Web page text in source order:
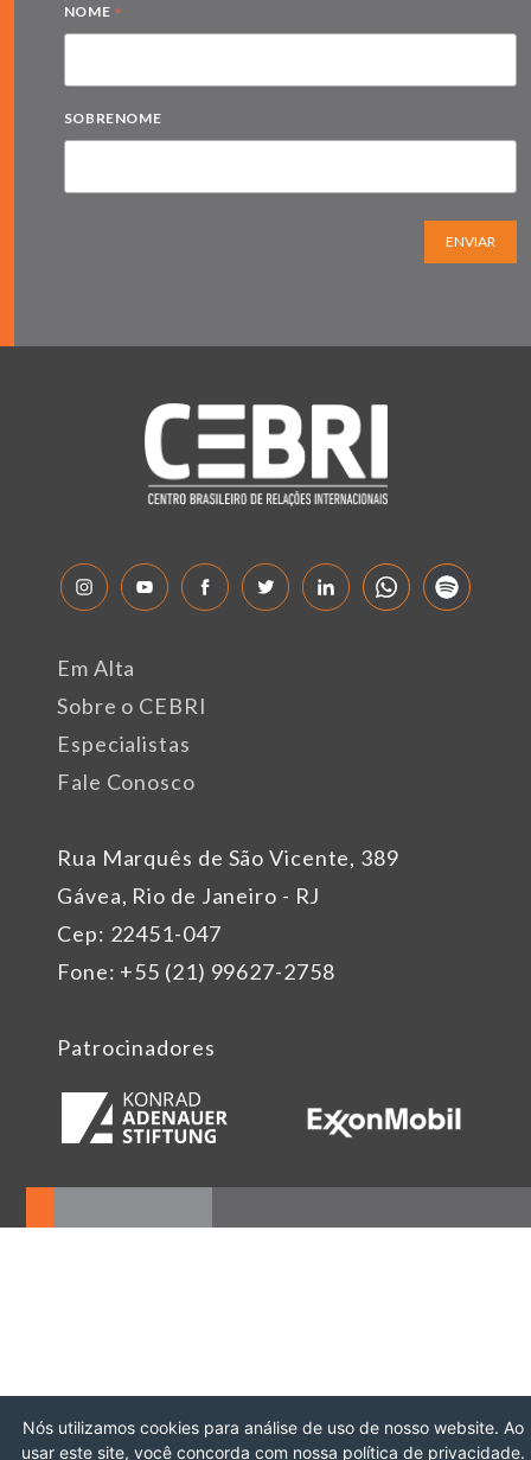
NOME *
SOBRENOME
ENVIAR
Rua Marquês de São Vicente, 389
Gávea, Rio de Janeiro - RJ
Cep: 22451-047
Fone: +55 (21) 99627-2758
Em Alta
Sobre o CEBRI
Especialistas
Fale Conosco
Patrocinadores
Nós utilizamos cookies para análise de uso de nosso website. Ao
usar este site, você concorda com nossa política de privacidade.